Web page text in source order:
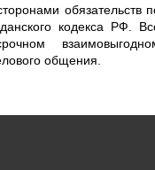
обязательств
кодекса РФ.
общения.